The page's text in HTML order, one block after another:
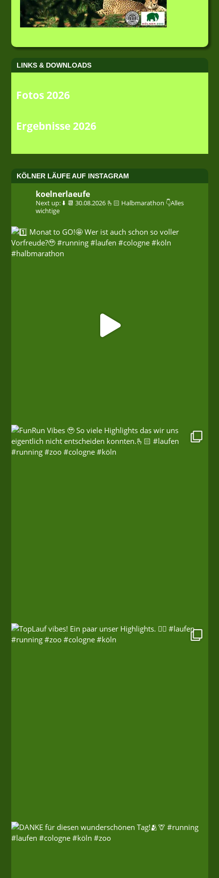
LINKS & DOWNLOADS
Fotos 2026
Ergebnisse 2026
KÖLNER LÄUFE AUF INSTAGRAM
koelnerlaeufe
Next up: ⬇️ 📆 30.08.2026 🫰🏻 Halbmarathon 👇Alles
wichtige